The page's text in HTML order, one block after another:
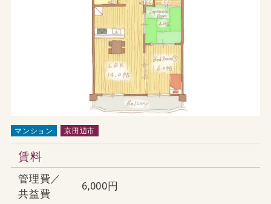
マンション 京田辺市
賃料
管理費／
共益費
6,000円